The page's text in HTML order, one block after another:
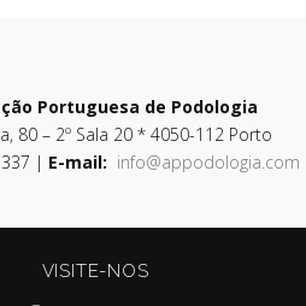
Portuguesa de Podologia
80 – 2º Sala 20 * 4050-112 Porto
| E-mail: info@appodologia.com
VISITE-NOS